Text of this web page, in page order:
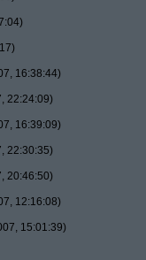
16:38:44)
22:24:09)
16:39:09)
22:30:35)
20:46:50)
12:16:08)
15:01:39)